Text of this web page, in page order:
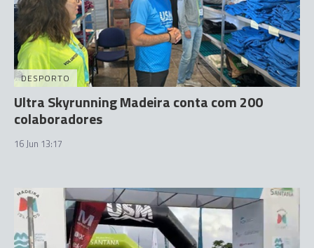
DESPORTO
Ultra Skyrunning Madeira conta com 200
colaboradores
16 Jun 13:17